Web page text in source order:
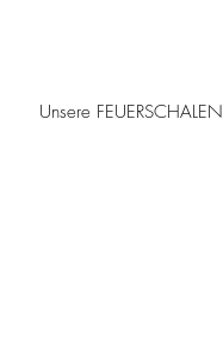
Unsere FEUERSCHALEN